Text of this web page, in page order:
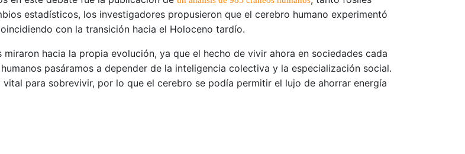
estadísticos, los investigadores propusieron que el cerebro humano experimentó
con la transición hacia el Holoceno tardío.
hacia la propia evolución, ya que el hecho de vivir ahora en sociedades cada
pasáramos a depender de la inteligencia colectiva y la especialización social.
para sobrevivir, por lo que el cerebro se podía permitir el lujo de ahorrar energía